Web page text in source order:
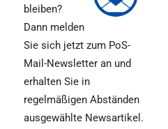
bleiben?
Dann melden
Sie sich jetzt zum PoS-
Mail-Newsletter an und
erhalten Sie in
regelmäßigen Abständen
ausgewählte Newsartikel.